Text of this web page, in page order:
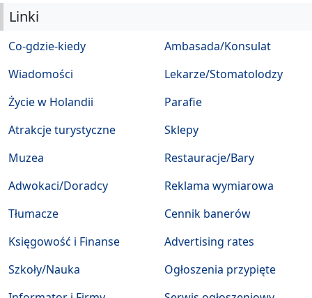
Linki
Co-gdzie-kiedy
Wiadomości
Życie w Holandii
Atrakcje turystyczne
Muzea
Ambasada/Konsulat
Lekarze/Stomatolodzy
Parafie
Sklepy
Restauracje/Bary
Adwokaci/Doradcy
Tłumacze
Księgowość i Finanse
Szkoły/Nauka
Reklama wymiarowa
Cennik banerów
Advertising rates
Ogłoszenia przypięte